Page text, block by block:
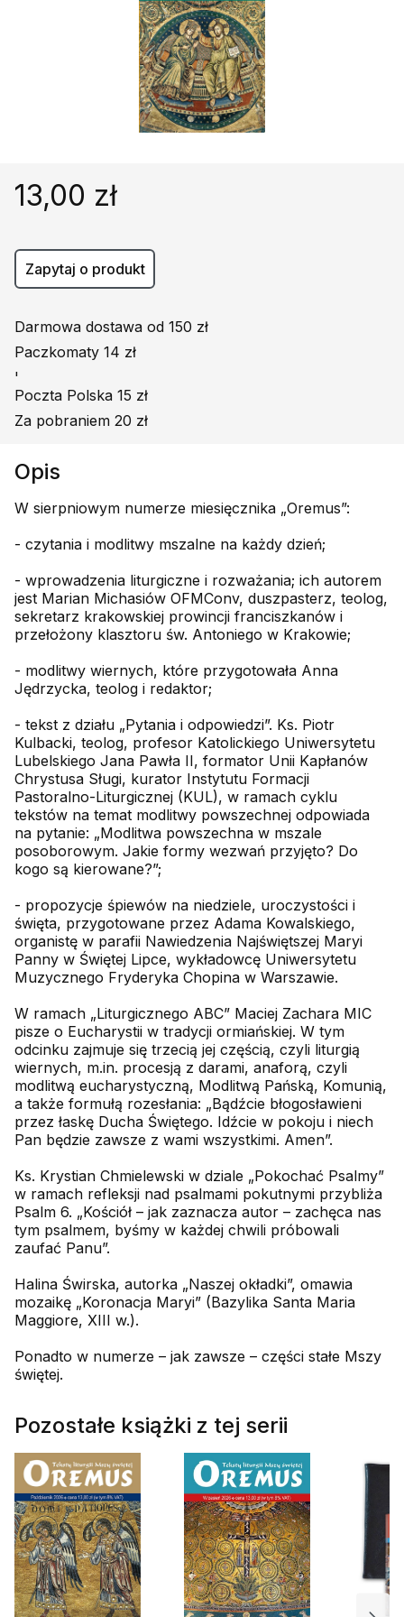
Książki obcojęzyczne
Poradniki, leksykony...
Podręczniki szkolne
13,00 zł
Zapytaj o produkt
Darmowa dostawa od 150 zł
Paczkomaty 14 zł
'
Poczta Polska 15 zł
Za pobraniem 20 zł
Opis
W sierpniowym numerze miesięcznika „Oremus”:
- czytania i modlitwy mszalne na każdy dzień;
- wprowadzenia liturgiczne i rozważania; ich autorem
jest Marian Michasiów OFMConv, duszpasterz, teolog,
sekretarz krakowskiej prowincji franciszkanów i
przełożony klasztoru św. Antoniego w Krakowie;
- modlitwy wiernych, które przygotowała Anna
Jędrzycka, teolog i redaktor;
- tekst z działu „Pytania i odpowiedzi”. Ks. Piotr
Kulbacki, teolog, profesor Katolickiego Uniwersytetu
Lubelskiego Jana Pawła II, formator Unii Kapłanów
Chrystusa Sługi, kurator Instytutu Formacji
Pastoralno-Liturgicznej (KUL), w ramach cyklu
tekstów na temat modlitwy powszechnej odpowiada
na pytanie: „Modlitwa powszechna w mszale
posoborowym. Jakie formy wezwań przyjęto? Do
kogo są kierowane?”;
- propozycje śpiewów na niedziele, uroczystości i
święta, przygotowane przez Adama Kowalskiego,
organistę w parafii Nawiedzenia Najświętszej Maryi
Panny w Świętej Lipce, wykładowcę Uniwersytetu
Muzycznego Fryderyka Chopina w Warszawie.
W ramach „Liturgicznego ABC” Maciej Zachara MIC
pisze o Eucharystii w tradycji ormiańskiej. W tym
odcinku zajmuje się trzecią jej częścią, czyli liturgią
wiernych, m.in. procesją z darami, anaforą, czyli
modlitwą eucharystyczną, Modlitwą Pańską, Komunią,
a także formułą rozesłania: „Bądźcie błogosławieni
przez łaskę Ducha Świętego. Idźcie w pokoju i niech
Pan będzie zawsze z wami wszystkimi. Amen”.
Ks. Krystian Chmielewski w dziale „Pokochać Psalmy”
w ramach refleksji nad psalmami pokutnymi przybliża
Psalm 6. „Kościół – jak zaznacza autor – zachęca nas
tym psalmem, byśmy w każdej chwili próbowali
zaufać Panu”.
Halina Świrska, autorka „Naszej okładki”, omawia
mozaikę „Koronacja Maryi” (Bazylika Santa Maria
Maggiore, XIII w.).
Ponadto w numerze – jak zawsze – części stałe Mszy
świętej.
Pozostałe książki z tej serii